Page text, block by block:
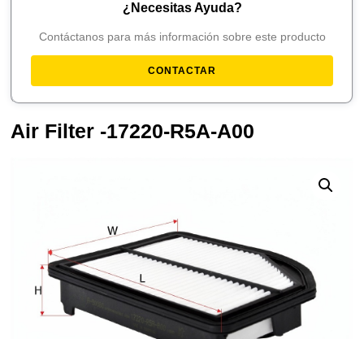
¿Necesitas Ayuda?
Contáctanos para más información sobre este producto
CONTACTAR
Air Filter -17220-R5A-A00